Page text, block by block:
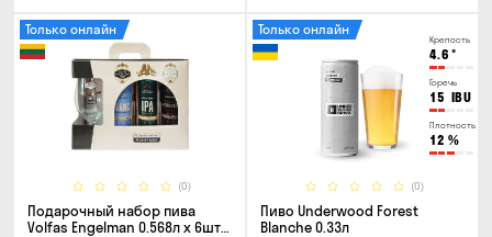
(0)
Только онлайн
Подарочный набор пива
Volfas Engelman 0.568л x 6шт +
Крепость
4.6 °
Горечь
15 IBU
Плотность
12 %
(0)
Только онлайн
Пиво Underwood Forest
Blanche 0.33л